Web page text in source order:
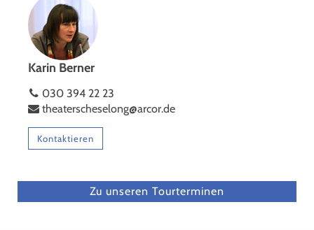
Karin Berner
030 394 22 23
theaterscheselong@arcor.de
Kontaktieren
Zu unseren Tourterminen